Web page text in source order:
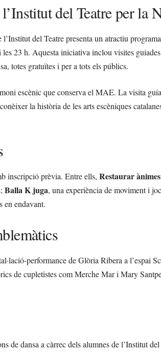
del Teatre per la
del Teatre presenta un atractiu
23 h. Aquesta iniciativa inclou visites
totes gratuïtes i per a tots els públics.
escènic que conserva el MAE. La visita
la història de les arts escèniques
inscripció prèvia. Entre ells, Restaurar ànimes
Balla K juga, una experiència de moviment i
en endavant.
performance de Glòria Ribera a l’espai
de cupletistes com Merche Mar i Mary
de dansa a càrrec dels alumnes de l’Institut